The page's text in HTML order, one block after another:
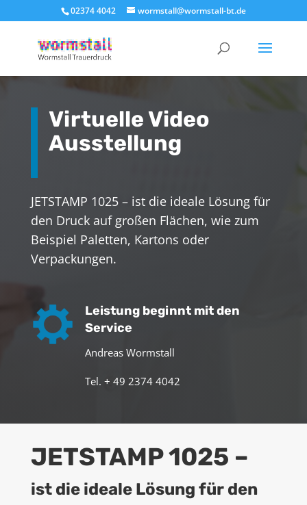
02374 4042 wormstall@wormstall-bt.de
Virtuelle Video
Ausstellung
JETSTAMP 1025 – ist die ideale Lösung für
den Druck auf großen Flächen, wie zum
Beispiel Paletten, Kartons oder
Verpackungen.
Leistung beginnt mit den
Service
Andreas Wormstall
Tel. + 49 2374 4042
JETSTAMP 1025 –
ist die ideale Lösung für den